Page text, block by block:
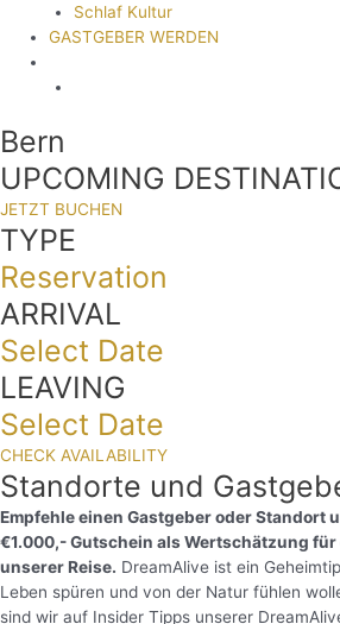
Schlaf Kultur
GASTGEBER WERDEN
Bern
UPCOMING
JETZT BUCHEN
TYPE
Reservation
ARRIVAL
Select Date
LEAVING
Select Date
CHECK AVAILABILITY
Standorte und
Empfehle einen Gastgeber oder Standort
€1.000,- Gutschein als Wertschätzung
unserer Reise. DreamAlive ist ein
Leben spüren und von der Natur fühlen
sind wir auf Insider Tipps unserer